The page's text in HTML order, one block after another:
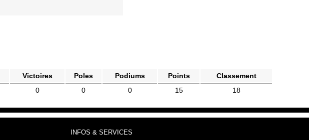
Victoires Poles Podiums Points
Classement
0 0 0 15 18
INFOS & SERVICES